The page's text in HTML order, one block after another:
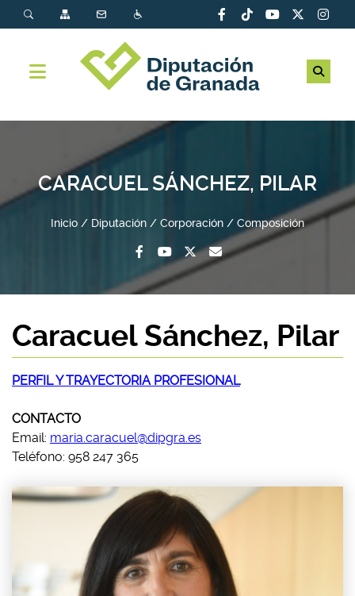
CARACUEL SÁNCHEZ, PILAR
Inicio Diputación Corporación Composición
Caracuel Sánchez, Pilar
PERFIL Y TRAYECTORIA PROFESIONAL
CONTACTO
Email: maria.caracuel@dipgra.es
Teléfono: 958 247 365